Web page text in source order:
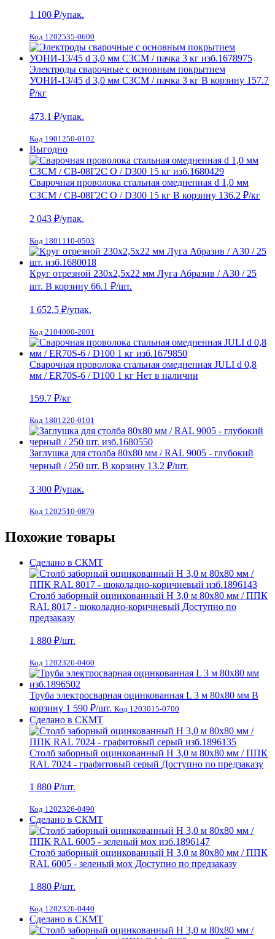
1 100 ₽/упак.
Код 1202535-0600
Электроды сварочные с основным покрытием
УОНИ-13/45 d 3,0 мм СЗСМ / пачка 3 кг В корзину 157.7
₽/кг
473.1 ₽/упак.
Код 1901250-0102
Выгодно
Сварочная проволока стальная омедненная d 1,0 мм
СЗСМ / СВ-08Г2С О / D300 15 кг В корзину 136.2 ₽/кг
2 043 ₽/упак.
Код 1801110-0503
Круг отрезной 230х2,5х22 мм Луга Абразив / А30 / 25
шт. В корзину 66.1 ₽/шт.
1 652.5 ₽/упак.
Код 2104000-2001
Сварочная проволока стальная омедненная JULI d 0,8
мм / ER70S-6 / D100 1 кг Нет в наличии
159.7 ₽/кг
Код 1801220-0101
Заглушка для столба 80х80 мм / RAL 9005 - глубокий
черный / 250 шт. В корзину 13.2 ₽/шт.
3 300 ₽/упак.
Код 1202510-0870
Похожие товары
Сделано в СКМТ
Столб заборный оцинкованный H 3,0 м 80х80 мм / ППК
RAL 8017 - шоколадно-коричневый Доступно по
предзаказу
1 880 ₽/шт.
Код 1202326-0460
Труба электросварная оцинкованная L 3 м 80х80 мм В
корзину 1 590 ₽/шт. Код 1203015-0700
Сделано в СКМТ
Столб заборный оцинкованный H 3,0 м 80х80 мм / ППК
RAL 7024 - графитовый серый Доступно по предзаказу
1 880 ₽/шт.
Код 1202326-0490
Сделано в СКМТ
Столб заборный оцинкованный H 3,0 м 80х80 мм / ППК
RAL 6005 - зеленый мох Доступно по предзаказу
1 880 ₽/шт.
Код 1202326-0440
Сделано в СКМТ